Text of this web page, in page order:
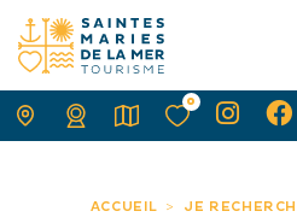
ACCUEIL
JE
0